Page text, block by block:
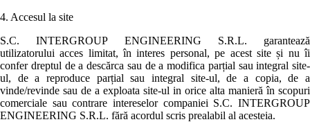
4. Accesul la site
S.C. INTERGROUP ENGINEERING S.R.L. garantează
utilizatorului acces limitat, în interes personal, pe acest site și nu îi
confer dreptul de a descărca sau de a modifica parțial sau integral site-
ul, de a reproduce parțial sau integral site-ul, de a copia, de a
vinde/revinde sau de a exploata site-ul in orice alta manieră în scopuri
comerciale sau contrare intereselor companiei S.C. INTERGROUP
ENGINEERING S.R.L. fără acordul scris prealabil al acesteia.